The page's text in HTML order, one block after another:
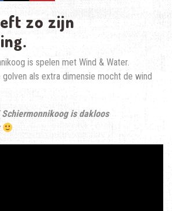
zo zijn
is spelen met Wind & Water.
als extra dimensie mocht de wind
Schiermonnikoog is dakloos